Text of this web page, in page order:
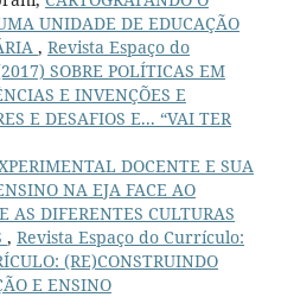
UNIDADE DE EDUCAÇÃO
, Revista Espaço do
SOBRE POLÍTICAS EM
E INVENÇÕES E
E DESAFIOS E... “VAI TER
DOCENTE E SUA
NA EJA FACE AO
AS DIFERENTES CULTURAS
, Revista Espaço do Currículo:
(RE)CONSTRUINDO
E ENSINO